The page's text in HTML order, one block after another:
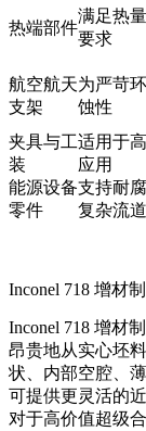
热端部件
满足热
要求
航空航天
支架
为严苛
蚀性
夹具与工
装
适用于
应用
能源设备
零件
支持耐
复杂流
Inconel 718 增材
Inconel 718 增材
昂贵地从实心坯
状、内部空腔、
可提供更灵活的
对于高价值超级